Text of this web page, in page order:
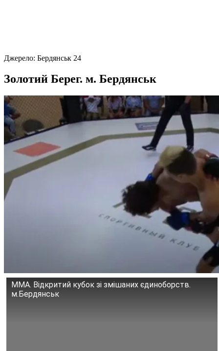
Джерело: Бердянськ 24
Золотий Берег. м. Бердянськ
ММА. Відкритий кубок зі змішаних єдиноборств.
м.Бердянськ